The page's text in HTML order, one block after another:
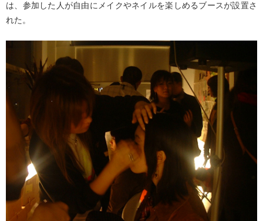
は、参加した人が自由にメイクやネイルを楽しめるブースが設置さ
れた。